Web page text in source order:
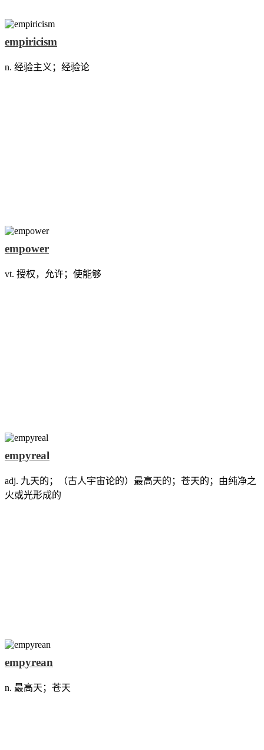
empiricism
n. 经验主义；经验论
empower
vt. 授权，允许；使能够
empyreal
adj. 九天的；（古人宇宙论的）最高天的；苍天的；由纯净之
火或光形成的
empyrean
n. 最高天；苍天